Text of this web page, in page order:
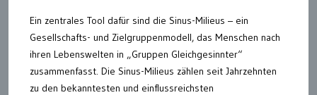
Ein zentrales Tool dafür sind die Sinus-Milieus – ein
Gesellschafts- und Zielgruppenmodell, das Menschen nach
ihren Lebenswelten in „Gruppen Gleichgesinnter“
zusammenfasst. Die Sinus-Milieus zählen seit Jahrzehnten
zu den bekanntesten und einflussreichsten